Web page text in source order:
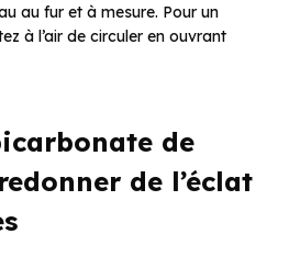
au fur et à mesure. Pour un
à l’air de circuler en ouvrant
de
de l’éclat